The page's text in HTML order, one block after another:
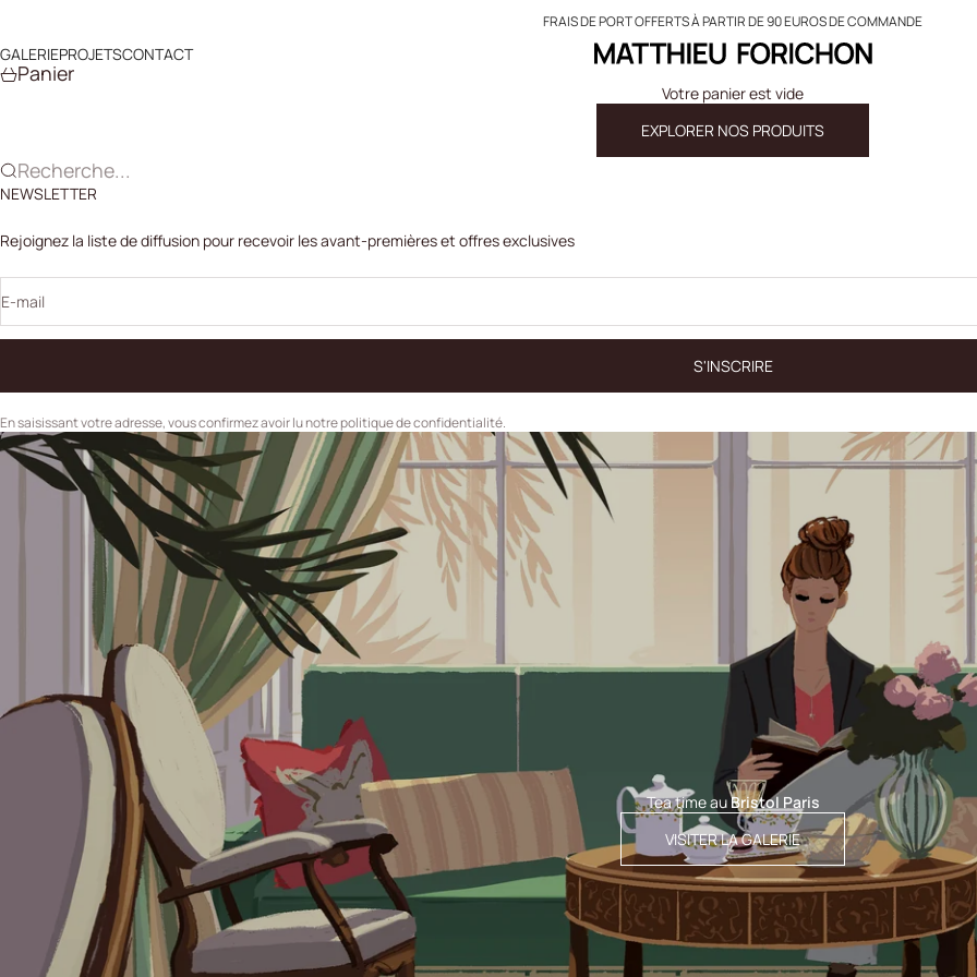
FRAIS DE PORT OFFERTS À PARTIR DE 90 EUROS DE COMMANDE
Matthieu Forichon
GALERIEPROJETSCONTACT
Panier
Votre panier est vide
EXPLORER NOS PRODUITS
Recherche...
NEWSLETTER
Rejoignez la liste de diffusion pour recevoir les avant-premières et offres exclusives
E-mail
S'INSCRIRE
En saisissant votre adresse, vous confirmez avoir lu notre politique de confidentialité.
Tea time auBristol Paris
VISITER LA GALERIE